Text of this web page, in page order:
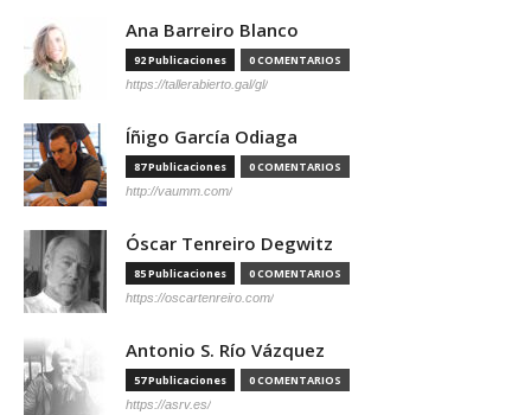
Ana Barreiro Blanco
92 Publicaciones 0 COMENTARIOS
https://tallerabierto.gal/gl/
Íñigo García Odiaga
87 Publicaciones 0 COMENTARIOS
http://vaumm.com/
Óscar Tenreiro Degwitz
85 Publicaciones 0 COMENTARIOS
https://oscartenreiro.com/
Antonio S. Río Vázquez
57 Publicaciones 0 COMENTARIOS
https://asrv.es/